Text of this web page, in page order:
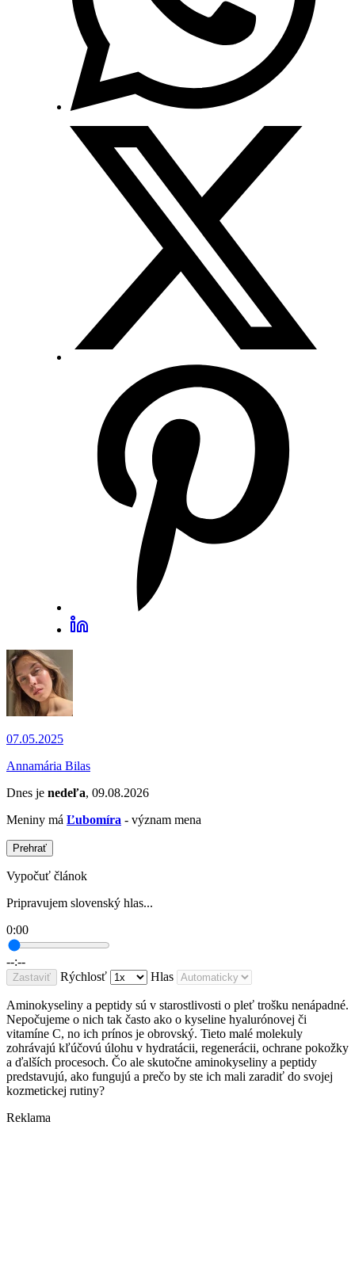
07.05.2025
Annamária Bilas
Dnes je nedeľa, 09.08.2026
Meniny má Ľubomíra - význam mena
Prehrať
Vypočuť článok
Pripravujem slovenský hlas...
0:00
--:--
Zastaviť Rýchlosť Hlas
Aminokyseliny a peptidy sú v starostlivosti o pleť trošku nenápadné.
Nepočujeme o nich tak často ako o kyseline hyalurónovej či
vitamíne C, no ich prínos je obrovský. Tieto malé molekuly
zohrávajú kľúčovú úlohu v hydratácii, regenerácii, ochrane pokožky
a ďalších procesoch. Čo ale skutočne aminokyseliny a peptidy
predstavujú, ako fungujú a prečo by ste ich mali zaradiť do svojej
kozmetickej rutiny?
Reklama